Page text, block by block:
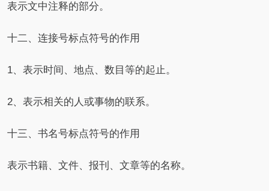
表示文中注释的部分。
十二、连接号标点符号的作用
1、表示时间、地点、数目等的起止。
2、表示相关的人或事物的联系。
十三、书名号标点符号的作用
表示书籍、文件、报刊、文章等的名称。